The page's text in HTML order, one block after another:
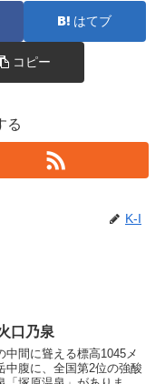
はてブ
コピー
る
K-I
口乃泉
中間に聳える標高1045メ
中腹に、全国第2位の強酸